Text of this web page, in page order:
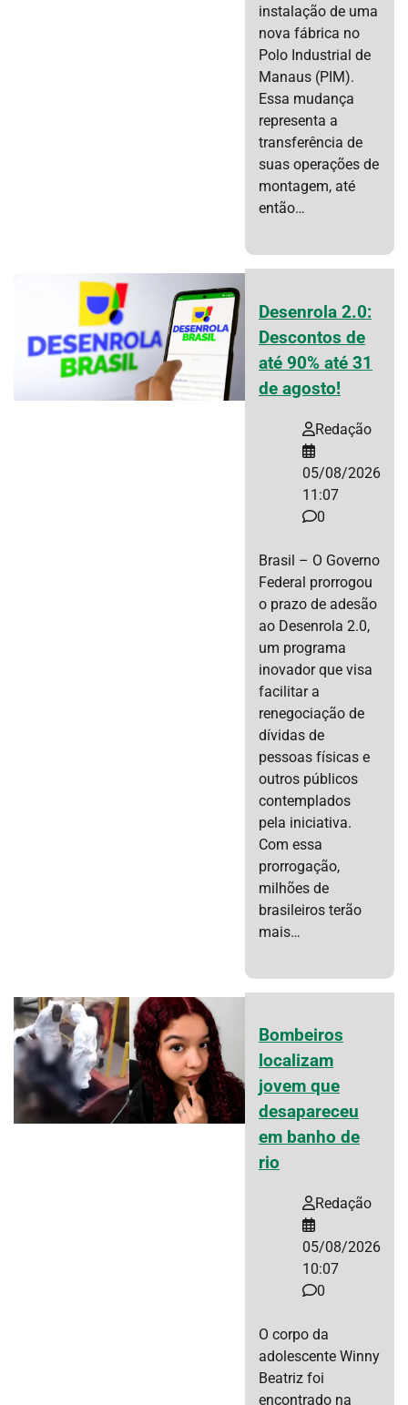
instalação de uma
nova fábrica no
Polo Industrial de
Manaus (PIM).
Essa mudança
representa a
transferência de
suas operações de
montagem, até
então…
Desenrola 2.0:
Descontos de
até 90% até 31
de agosto!
Redação
05/08/2026
11:07
0
Brasil – O Governo
Federal prorrogou
o prazo de adesão
ao Desenrola 2.0,
um programa
inovador que visa
facilitar a
renegociação de
dívidas de
pessoas físicas e
outros públicos
contemplados
pela iniciativa.
Com essa
prorrogação,
milhões de
brasileiros terão
mais…
Bombeiros
localizam
jovem que
desapareceu
em banho de
rio
Redação
05/08/2026
10:07
0
O corpo da
adolescente Winny
Beatriz foi
encontrado na